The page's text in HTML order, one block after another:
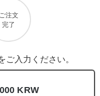
ご注文
完了
ご入力ください。
KRW